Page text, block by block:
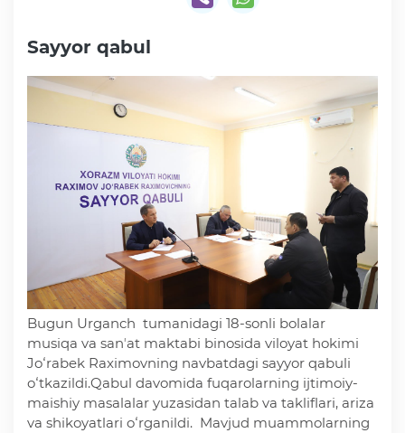
Faoliyat
Statistik va tahliliy axborotlar
Davlat dasturi ijrosi
Sayyor qabullar
Aholi bandligini ta'minlash
Rasmiy munosabat
Sayyor qabul
Bugun Urganch tumanidagi 18-sonli bolalar
musiqa va sanʼat maktabi binosida viloyat hokimi
Joʻrabek Raximovning navbatdagi sayyor qabuli
oʻtkazildi.Qabul davomida fuqarolarning ijtimoiy-
maishiy masalalar yuzasidan talab va takliflari, ariza
va shikoyatlari oʻrganildi. Mavjud muammolarning